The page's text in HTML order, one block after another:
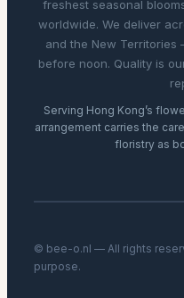
freshest seasonal
worldwide. We deliver
and the New
before noon. Quality is
Serving Hong Kong’s
arrangement carries the
floristry as
© bee-o.nl — All rights
purpose.